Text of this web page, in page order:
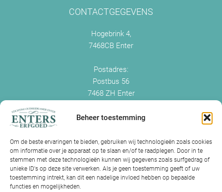
Beheer toestemming
Om de beste ervaringen te bieden, gebruiken wij technologieën zoals cookies
om informatie over je apparaat op te slaan en/of te raadplegen. Door in te
stemmen met deze technologieën kunnen wij gegevens zoals surfgedrag of
unieke ID's op deze site verwerken. Als je geen toestemming geeft of uw
toestemming intrekt, kan dit een nadelige invloed hebben op bepaalde
functies en mogelijkheden.
CONTACTGEGEVENS
Hogebrink 4,
7468CB Enter
Postadres:
Postbus 56
7468 ZH Enter
info@enterserfgoed.nl
IK HEB OUDE FOTO'S
Is Historisch Enter daarin geïnteresseerd?
Jazeker! Hebt u oude foto’s of videos van Enter? Dan kunt u contact